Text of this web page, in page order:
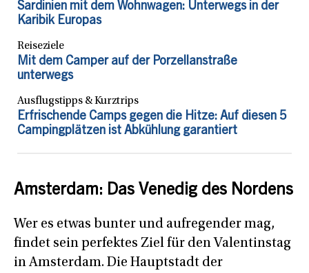
Sardinien mit dem Wohnwagen: Unterwegs in der
Karibik Europas
Reiseziele
Mit dem Camper auf der Porzellanstraße
unterwegs
Ausflugstipps & Kurztrips
Erfrischende Camps gegen die Hitze: Auf diesen 5
Campingplätzen ist Abkühlung garantiert
Amsterdam: Das Venedig des Nordens
Wer es etwas bunter und aufregender mag,
findet sein perfektes Ziel für den Valentinstag
in Amsterdam. Die Hauptstadt der